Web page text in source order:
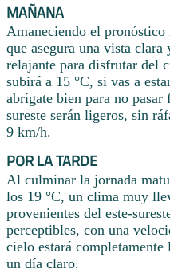
MAÑANA
Amaneciendo el
que asegura una vista
relajante para disfrutar del
subirá a 15 °C, si vas a
abrígate bien para no
sureste serán ligeros, sin
9 km/h.
POR LA TARDE
Al culminar la jornada
los 19 °C, un clima muy
provenientes del este-
perceptibles, con una
cielo estará
un día claro.